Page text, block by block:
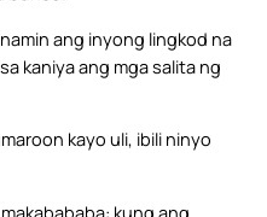
ang inyong lingkod na
kaniya ang mga salita ng
kayo uli, ibili ninyo